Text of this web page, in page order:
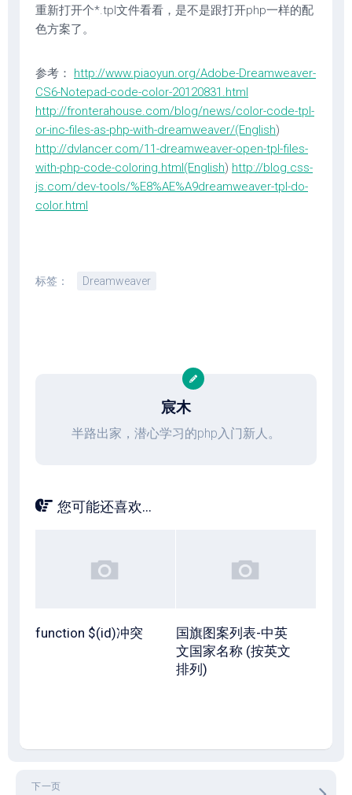
重新打开个*.tpl文件看看，是不是跟打开php一样的配
色方案了。
参考： http://www.piaoyun.org/Adobe-Dreamweaver-
CS6-Notepad-code-color-20120831.html
http://fronterahouse.com/blog/news/color-code-tpl-
or-inc-files-as-php-with-dreamweaver/(English)
http://dvlancer.com/11-dreamweaver-open-tpl-files-
with-php-code-coloring.html(English) http://blog.css-
js.com/dev-tools/%E8%AE%A9dreamweaver-tpl-do-
color.html
标签： Dreamweaver
宸木
半路出家，潜心学习的php入门新人。
您可能还喜欢...
function $(id)冲突
国旗图案列表-中英
文国家名称 (按英文
排列)
下一页